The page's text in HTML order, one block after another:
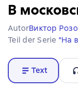
В
AutorВиктор
Teil der Serie "На
Text